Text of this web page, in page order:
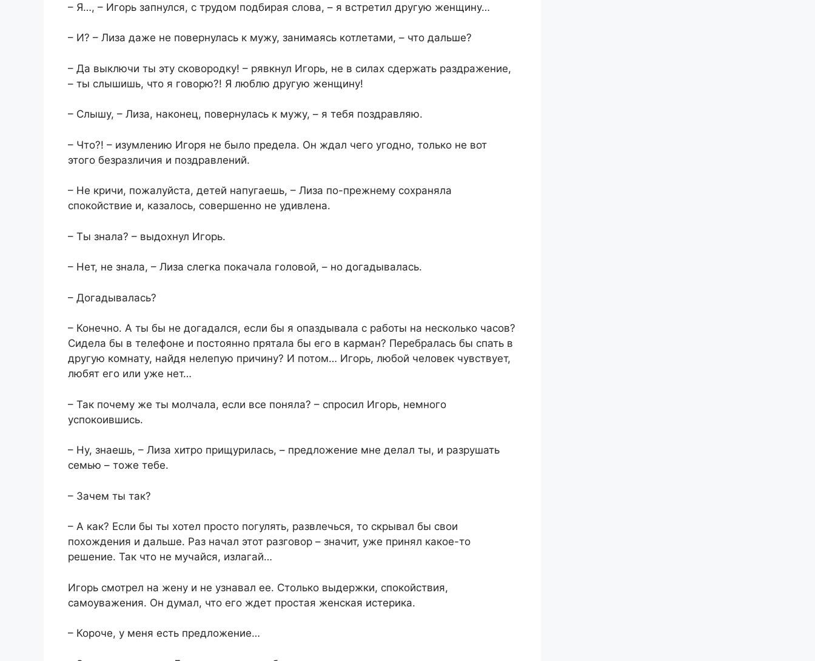
– Я…, – Игорь запнулся, с трудом подбирая слова, – я встретил другую женщину…
– И? – Лиза даже не повернулась к мужу, занимаясь котлетами, – что дальше?
– Да выключи ты эту сковородку! – рявкнул Игорь, не в силах сдержать раздражение,
– ты слышишь, что я говорю?! Я люблю другую женщину!
– Слышу, – Лиза, наконец, повернулась к мужу, – я тебя поздравляю.
– Что?! – изумлению Игоря не было предела. Он ждал чего угодно, только не вот
этого безразличия и поздравлений.
– Не кричи, пожалуйста, детей напугаешь, – Лиза по-прежнему сохраняла
спокойствие и, казалось, совершенно не удивлена.
– Ты знала? – выдохнул Игорь.
– Нет, не знала, – Лиза слегка покачала головой, – но догадывалась.
– Догадывалась?
– Конечно. А ты бы не догадался, если бы я опаздывала с работы на несколько часов?
Сидела бы в телефоне и постоянно прятала бы его в карман? Перебралась бы спать в
другую комнату, найдя нелепую причину? И потом… Игорь, любой человек чувствует,
любят его или уже нет…
– Так почему же ты молчала, если все поняла? – спросил Игорь, немного
успокоившись.
– Ну, знаешь, – Лиза хитро прищурилась, – предложение мне делал ты, и разрушать
семью – тоже тебе.
– Зачем ты так?
– А как? Если бы ты хотел просто погулять, развлечься, то скрывал бы свои
похождения и дальше. Раз начал этот разговор – значит, уже принял какое-то
решение. Так что не мучайся, излагай…
Игорь смотрел на жену и не узнавал ее. Столько выдержки, спокойствия,
самоуважения. Он думал, что его ждет простая женская истерика.
– Короче, у меня есть предложение…